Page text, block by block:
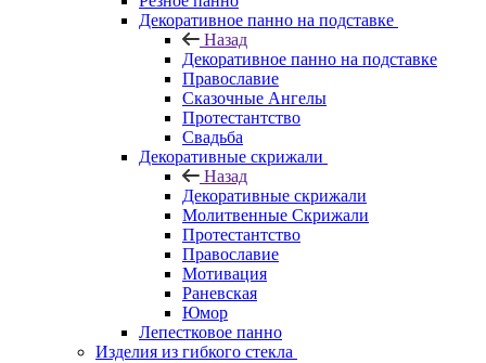
Декоративное панно на подставке
Назад
Декоративное панно на подставке
Православие
Сказочные Ангелы
Протестантство
Свадьба
Декоративные скрижали
Назад
Декоративные скрижали
Молитвенные Скрижали
Протестантство
Православие
Мотивация
Раневская
Юмор
Лепестковое панно
Изделия из гибкого стекла